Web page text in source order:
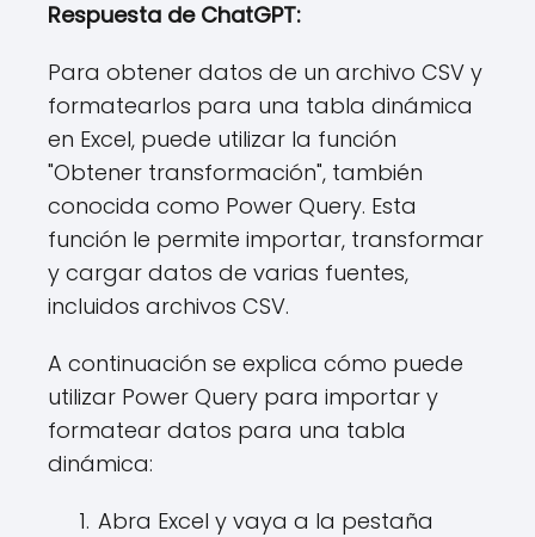
Respuesta de ChatGPT:
Para obtener datos de un archivo CSV y
formatearlos para una tabla dinámica
en Excel, puede utilizar la función
"Obtener transformación", también
conocida como Power Query. Esta
función le permite importar, transformar
y cargar datos de varias fuentes,
incluidos archivos CSV.
A continuación se explica cómo puede
utilizar Power Query para importar y
formatear datos para una tabla
dinámica:
Abra Excel y vaya a la pestaña